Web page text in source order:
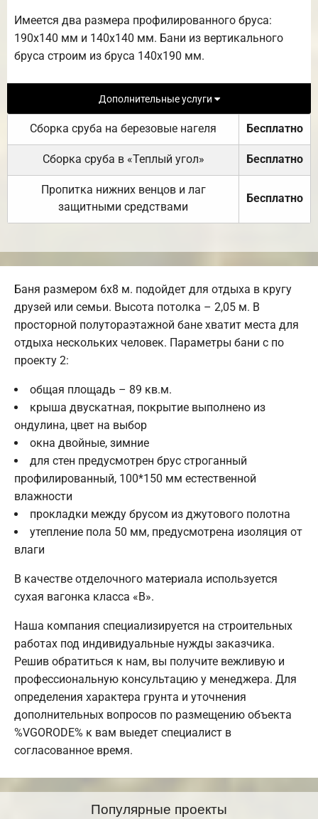
Имеется два размера профилированного бруса:
190х140 мм и 140х140 мм. Бани из вертикального
бруса строим из бруса 140х190 мм.
Дополнительные услуги
Сборка сруба на березовые нагеля Бесплатно
Сборка сруба в «Теплый угол» Бесплатно
Пропитка нижних венцов и лаг
защитными средствами
Бесплатно
Баня размером 6х8 м. подойдет для отдыха в кругу
друзей или семьи. Высота потолка – 2,05 м. В
просторной полутораэтажной бане хватит места для
отдыха нескольких человек. Параметры бани с по
проекту 2:
общая площадь – 89 кв.м.
крыша двускатная, покрытие выполнено из
ондулина, цвет на выбор
окна двойные, зимние
для стен предусмотрен брус строганный
профилированный, 100*150 мм естественной
влажности
прокладки между брусом из джутового полотна
утепление пола 50 мм, предусмотрена изоляция от
влаги
В качестве отделочного материала используется
сухая вагонка класса «В».
Наша компания специализируется на строительных
работах под индивидуальные нужды заказчика.
Решив обратиться к нам, вы получите вежливую и
профессиональную консультацию у менеджера. Для
определения характера грунта и уточнения
дополнительных вопросов по размещению объекта
%VGORODE% к вам выедет специалист в
согласованное время.
Популярные проекты